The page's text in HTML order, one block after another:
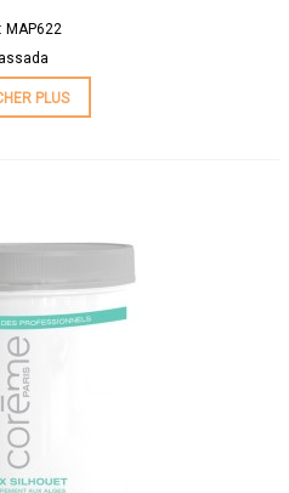
MAP622
PLUS